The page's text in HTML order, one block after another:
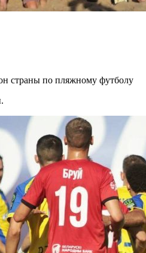
страны по пляжному футболу